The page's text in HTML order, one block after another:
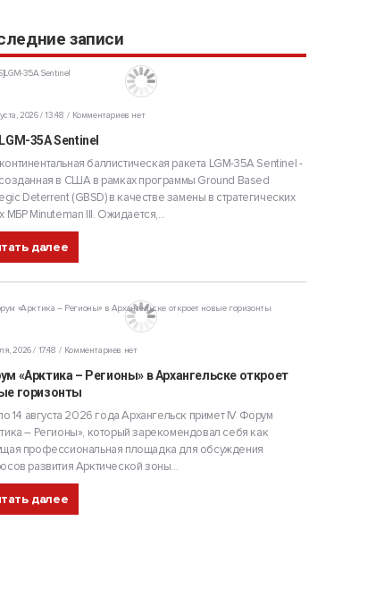
записи
2026 / 13:48 Комментариев нет
35A Sentinel
баллистическая ракета LGM-35A Sentinel -
в США в рамках программы Ground Based
Deterrent (GBSD) в качестве замены в стратегических
МБР Minuteman III. Ожидается,...
далее
2026 / 17:48 Комментариев нет
«Арктика – Регионы» в Архангельске откроет
горизонты
14 августа 2026 года Архангельск примет IV Форум
– Регионы», который зарекомендовал себя как
профессиональная площадка для обсуждения
развития Арктической зоны...
далее